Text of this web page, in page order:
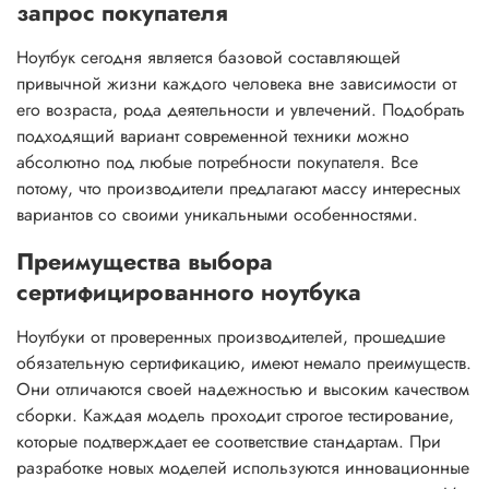
запрос покупателя
Ноутбук сегодня является базовой составляющей
привычной жизни каждого человека вне зависимости от
его возраста, рода деятельности и увлечений. Подобрать
подходящий вариант современной техники можно
абсолютно под любые потребности покупателя. Все
потому, что производители предлагают массу интересных
вариантов со своими уникальными особенностями.
Преимущества выбора
сертифицированного ноутбука
Ноутбуки от проверенных производителей, прошедшие
обязательную сертификацию, имеют немало преимуществ.
Они отличаются своей надежностью и высоким качеством
сборки. Каждая модель проходит строгое тестирование,
которые подтверждает ее соответствие стандартам. При
разработке новых моделей используются инновационные